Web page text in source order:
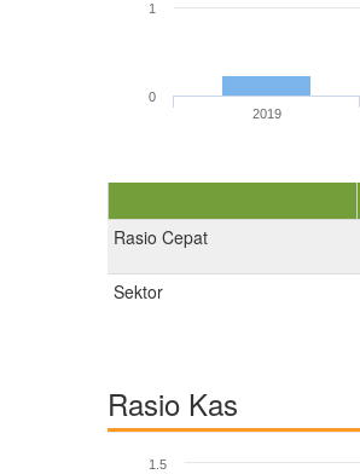
2019
0
1
Rasio Cepat
Sektor
Rasio Kas
1.5